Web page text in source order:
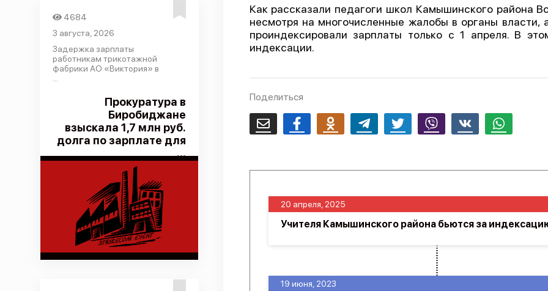
4684
3 августа, 2026
Задержка зарплаты
работникам трикотажной
фабрики АО «Виктория» в
Прокуратура в
Биробиджане
взыскала 1,7 млн руб.
долга по зарплате для
...
Как рассказали педагоги школ Камышинского района
несмотря на многочисленные жалобы в органы власти,
проиндексировали зарплаты только с 1 апреля. В
индексации.
Поделиться
Email FacebookOdnoklassnikiTelegram Twitter Viber Whatsapp
19 июня, 2023
20 апреля, 2025
Учителя Камышинского района бьются за